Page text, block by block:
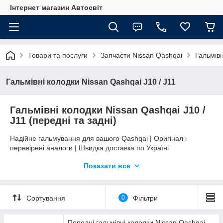
Інтернет магазин Автосвіт
Товари та послуги Запчасти Nissan Qashqai
Гальмівні колодки Nissan Qashqai J10 / J11
Гальмівні колодки Nissan Qashqai J10 /
J11 (передні та задні)
Надійне гальмування для вашого Qashqai | Оригінал і
перевірені аналоги | Швидка доставка по Україні
колодок для Nissan Qashqai:
В наявності передні та задні колодки, що підходять для усіх
Показати все
Сортування 0 Фільтри